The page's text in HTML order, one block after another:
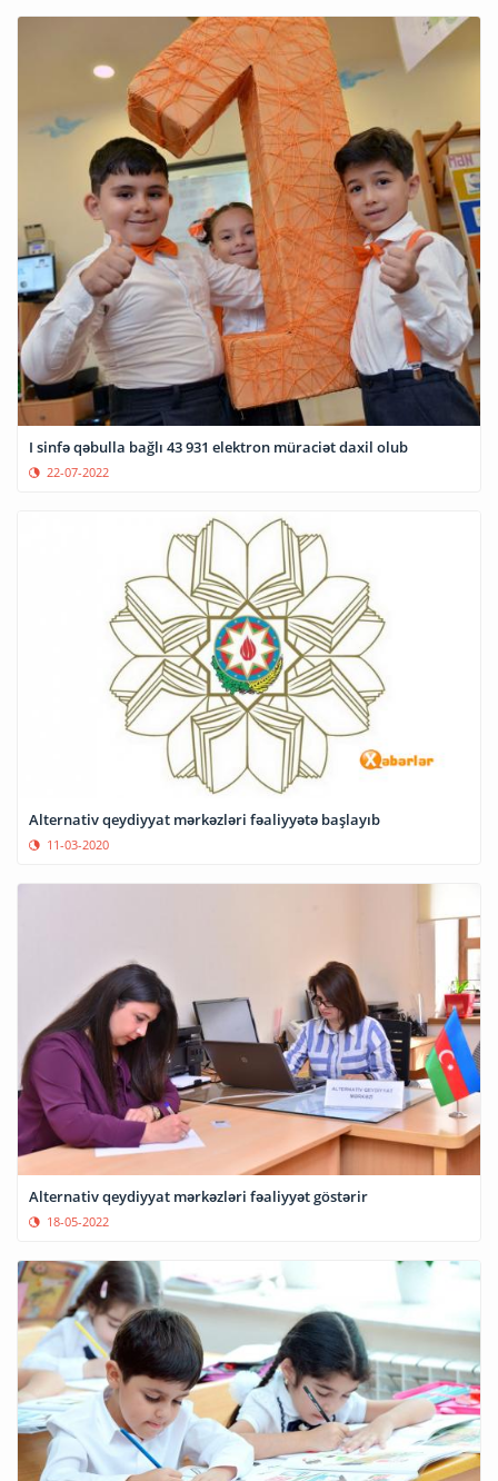
I sinfə qəbulla bağlı 43 931 elektron müraciət daxil olub
22-07-2022
Alternativ qeydiyyat mərkəzləri fəaliyyətə başlayıb
11-03-2020
Alternativ qeydiyyat mərkəzləri fəaliyyət göstərir
18-05-2022